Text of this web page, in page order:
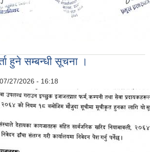
हुने सम्बन्धी सूचना ।
27/2026 - 16:18